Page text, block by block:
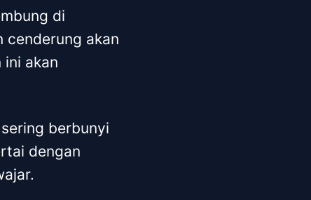
di
cenderung akan
akan
berbunyi
dengan